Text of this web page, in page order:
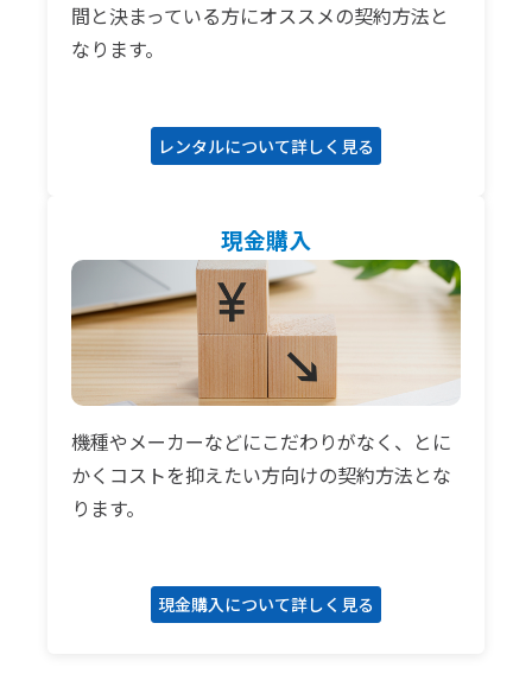
間と決まっている方にオススメの契約方法と
なります。
レンタルについて詳しく見る
現金購入
機種やメーカーなどにこだわりがなく、とに
かくコストを抑えたい方向けの契約方法とな
ります。
現金購入について詳しく見る